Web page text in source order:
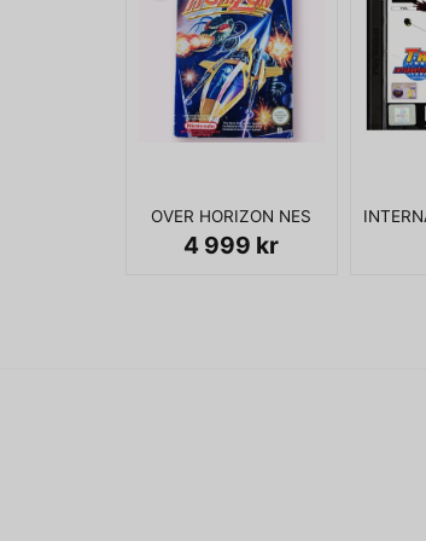
OVER HORIZON NES
4 999 kr